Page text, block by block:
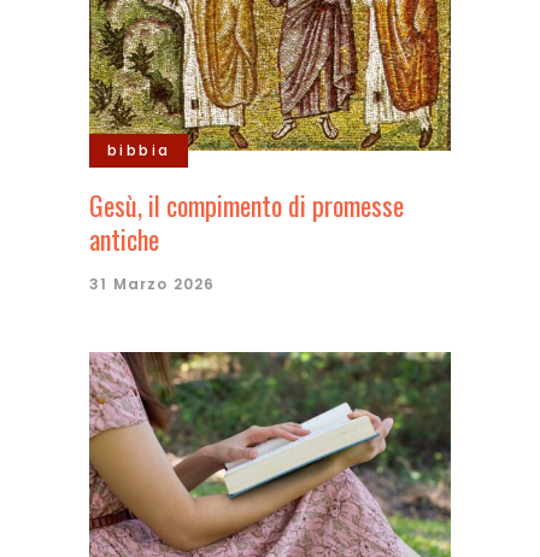
bibbia
Gesù, il compimento di promesse
antiche
31 Marzo 2026